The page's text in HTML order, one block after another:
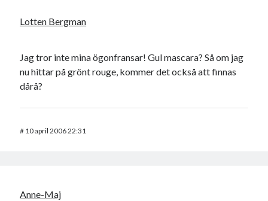
Lotten Bergman
Jag tror inte mina ögonfransar! Gul mascara? Så om jag
nu hittar på grönt rouge, kommer det också att finnas
dårå?
# 10 april 2006 22:31
Anne-Maj